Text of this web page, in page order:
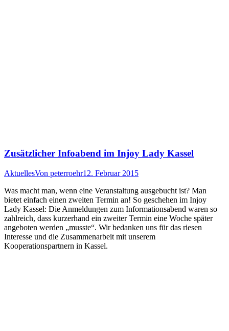
Zusätzlicher Infoabend im Injoy Lady Kassel
AktuellesVon peterroehr12. Februar 2015
Was macht man, wenn eine Veranstaltung ausgebucht ist? Man
bietet einfach einen zweiten Termin an! So geschehen im Injoy
Lady Kassel: Die Anmeldungen zum Informationsabend waren so
zahlreich, dass kurzerhand ein zweiter Termin eine Woche später
angeboten werden „musste“. Wir bedanken uns für das riesen
Interesse und die Zusammenarbeit mit unserem
Kooperationspartnern in Kassel.